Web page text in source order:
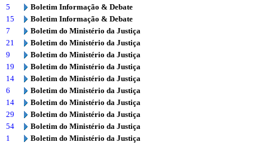
5
Boletim Informação & Debate
15
Boletim Informação & Debate
7
Boletim do Ministério da Justiça
21
Boletim do Ministério da Justiça
9
Boletim do Ministério da Justiça
19
Boletim do Ministério da Justiça
14
Boletim do Ministério da Justiça
6
Boletim do Ministério da Justiça
14
Boletim do Ministério da Justiça
29
Boletim do Ministério da Justiça
54
Boletim do Ministério da Justiça
1
Boletim do Ministério da Justiça